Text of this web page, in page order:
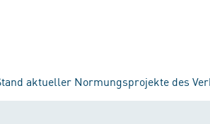
aktueller Normungsprojekte des